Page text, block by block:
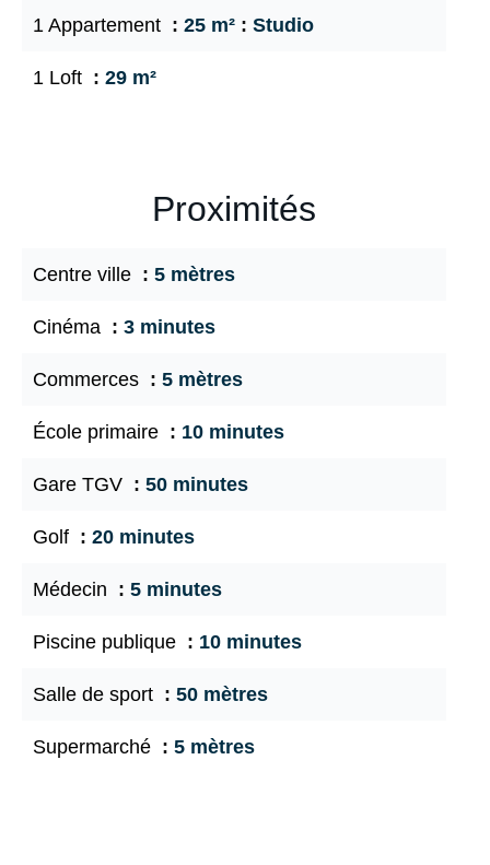
1 Appartement 25 m² Studio
1 Loft 29 m²
Proximités
Centre ville 5 mètres
Cinéma 3 minutes
Commerces 5 mètres
École primaire 10 minutes
Gare TGV 50 minutes
Golf 20 minutes
Médecin 5 minutes
Piscine publique 10 minutes
Salle de sport 50 mètres
Supermarché 5 mètres